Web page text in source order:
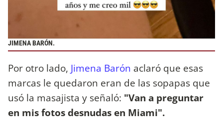
JIMENA BARÓN.
Por otro lado, Jimena Barón aclaró que esas
marcas le quedaron eran de las sopapas que
usó la masajista y señaló: "Van a preguntar
en mis fotos desnudas en Miami".